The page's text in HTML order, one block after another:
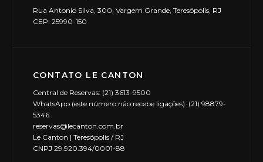
Rua Antonio Silva, 300, Vargem Grande, Teresópolis, RJ
CEP: 25990-150
CONTATO LE CANTON
Central de Reservas: (21) 3613-9500
WhatsApp (este número não recebe ligações): (21) 98879-
5346
reservas@lecanton.com.br
Le Canton | Teresópolis / RJ
CNPJ 29.920.394/0001-88